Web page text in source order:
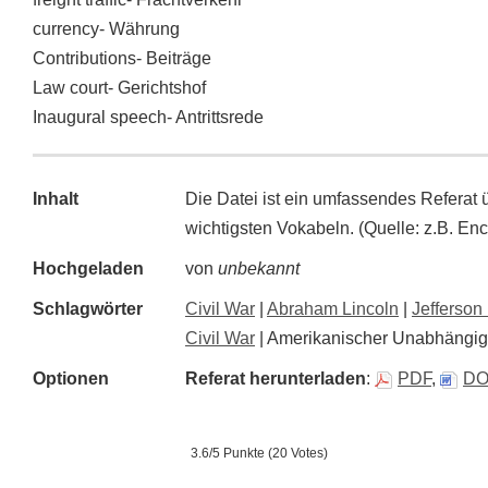
currency- Währung
Contributions- Beiträge
Law court- Gerichtshof
Inaugural speech- Antrittsrede
Inhalt
Die Datei ist ein umfassendes Referat
wichtigsten Vokabeln. (Quelle: z.B.
Hochgeladen von unbekannt
Schlagwörter Civil War Abraham Lincoln
Jefferson
Civil War | Amerikanischer
Optionen Referat herunterladen: PDF,
3.6/5 Punkte (20 Votes)